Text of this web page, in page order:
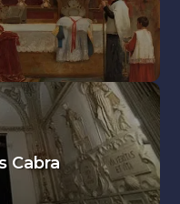
Cabra